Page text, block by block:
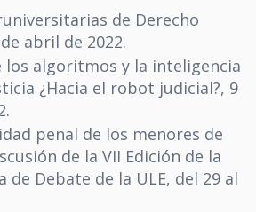
de Derecho
abril de 2022.
los algoritmos y la inteligencia
¿Hacia el robot judicial?, 9
penal de los menores de
de la VII Edición de la
de Debate de la ULE, del 29 al